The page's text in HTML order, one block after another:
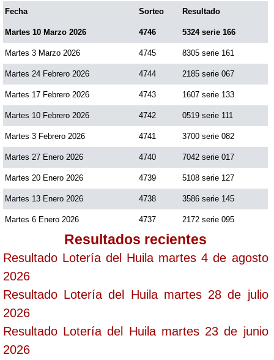
Fecha Sorteo Resultado
Martes 10 Marzo 2026 4746 5324 serie 166
Martes 3 Marzo 2026 4745 8305 serie 161
Martes 24 Febrero 2026 4744 2185 serie 067
Martes 17 Febrero 2026 4743 1607 serie 133
Martes 10 Febrero 2026 4742 0519 serie 111
Martes 3 Febrero 2026 4741 3700 serie 082
Martes 27 Enero 2026 4740 7042 serie 017
Martes 20 Enero 2026 4739 5108 serie 127
Martes 13 Enero 2026 4738 3586 serie 145
Martes 6 Enero 2026 4737 2172 serie 095
Resultados recientes
Resultado Lotería del Huila martes 4 de agosto
2026
Resultado Lotería del Huila martes 28 de julio
2026
Resultado Lotería del Huila martes 23 de junio
2026